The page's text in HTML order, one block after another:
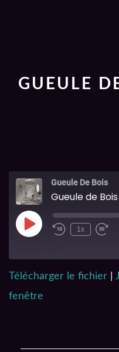
GUEULE
Gueule De Bois
Gueule de
1x
RSS FEED
Télécharger le fichier
fenêtre